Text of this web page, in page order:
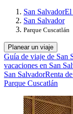
San SalvadorEl
San Salvador
Parque Cuscatlán
Planear un viaje
Guía de viaje de San
vacaciones en San
San SalvadorRenta
Parque Cuscatlán